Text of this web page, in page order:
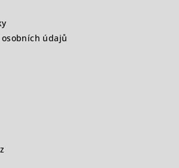
údajů